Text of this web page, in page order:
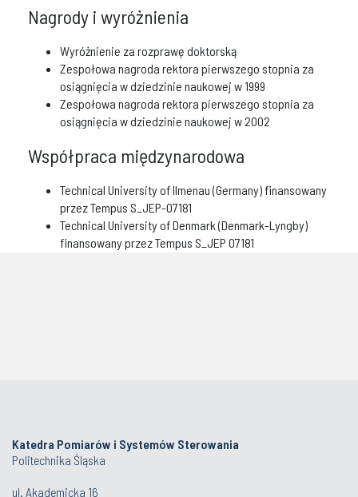
Nagrody i wyróżnienia
Wyróżnienie za rozprawę doktorską
Zespołowa nagroda rektora pierwszego stopnia za
osiągnięcia w dziedzinie naukowej w 1999
Zespołowa nagroda rektora pierwszego stopnia za
osiągnięcia w dziedzinie naukowej w 2002
Współpraca międzynarodowa
Technical University of Ilmenau (Germany) finansowany
przez Tempus S_JEP-07181
Technical University of Denmark (Denmark-Lyngby)
finansowany przez Tempus S_JEP 07181
Katedra Pomiarów i Systemów Sterowania
Politechnika Śląska
ul. Akademicka 16